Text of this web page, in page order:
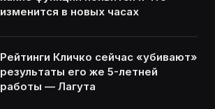
изменится в новых часах
Рейтинги Кличко сейчас «убивают»
результаты его же 5-летней
работы — Лагута